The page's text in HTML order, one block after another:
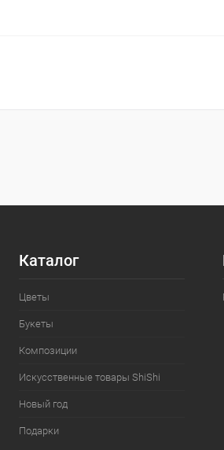
Каталог
Цветы
Букеты
Композиции
Искусственные товары ShiShi
Новый год
Подарки